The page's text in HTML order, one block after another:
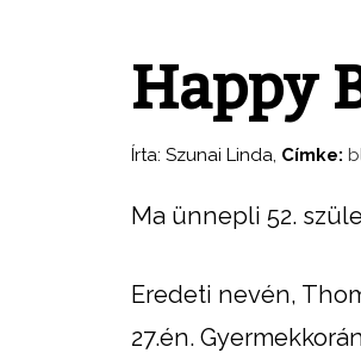
Happy
Írta: Szunai Linda, Címke:
Ma ünnepli 52.
Eredeti nevén,
27.én.